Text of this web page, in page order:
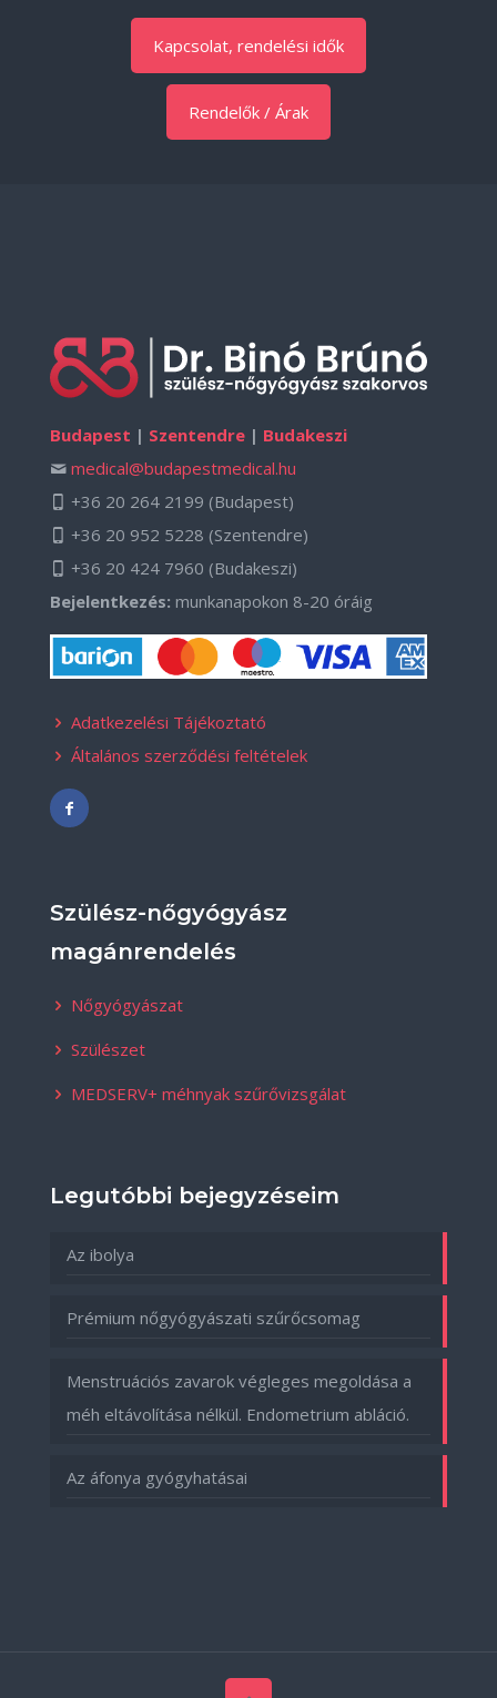
Kapcsolat, rendelési idők
Rendelők / Árak
Budapest | Szentendre | Budakeszi
medical@budapestmedical.hu
+36 20 264 2199 (Budapest)
+36 20 952 5228 (Szentendre)
+36 20 424 7960 (Budakeszi)
Bejelentkezés: munkanapokon 8-20 óráig
Adatkezelési Tájékoztató
Általános szerződési feltételek
Szülész-nőgyógyász
magánrendelés
Nőgyógyászat
Szülészet
MEDSERV+ méhnyak szűrővizsgálat
Legutóbbi bejegyzéseim
Az ibolya
Prémium nőgyógyászati szűrőcsomag
Menstruációs zavarok végleges megoldása a
méh eltávolítása nélkül. Endometrium abláció.
Az áfonya gyógyhatásai